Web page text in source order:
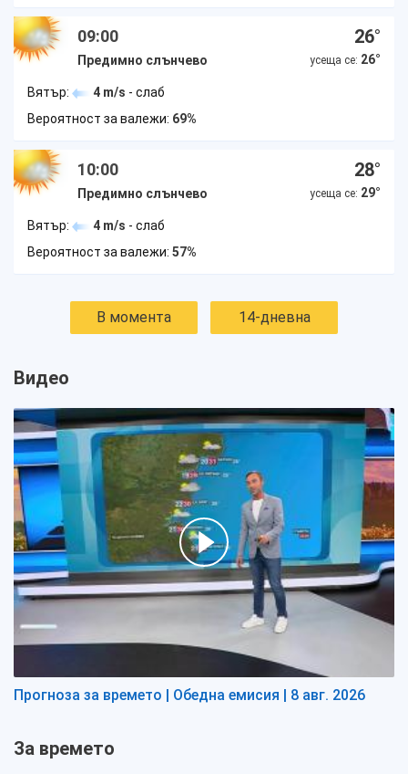
09:00
Предимно слънчево
26°
усеща се: 26°
Вятър: 4 m/s - слаб
Вероятност за валежи: 69%
10:00
Предимно слънчево
28°
усеща се: 29°
Вятър: 4 m/s - слаб
Вероятност за валежи: 57%
В момента 14-дневна
Видео
Прогноза за времето | Обедна емисия | 8 авг. 2026
За времето